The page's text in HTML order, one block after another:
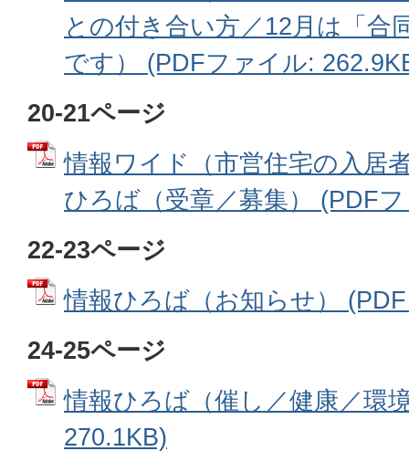
との付き合い方／12月は「合
です） (PDFファイル:
20-21ページ
情報ワイド（市営住宅の入居
ひろば（受章／募集） (PDF
22-23ページ
情報ひろば（お知らせ）
24-25ページ
情報ひろば（催し／健康／環
270.1KB)